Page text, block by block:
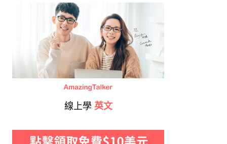
線上學 英文